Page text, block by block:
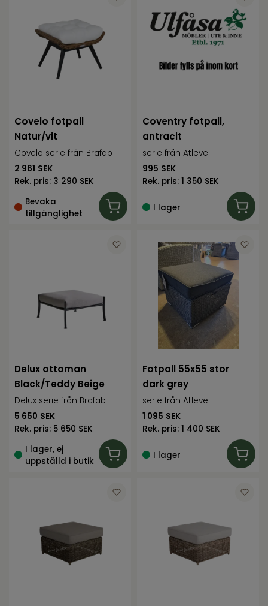
Covelo fotpall
Natur/vit
Covelo serie från Brafab
2 961 SEK
Rek. pris: 3 290 SEK
Bevaka
tillgänglighet
Coventry fotpall,
antracit
serie från Atleve
995 SEK
Rek. pris: 1 350 SEK
I lager
Delux ottoman
Black/Teddy Beige
Delux serie från Brafab
5 650 SEK
Rek. pris: 5 650 SEK
I lager, ej
uppställd i butik
Fotpall 55x55 stor
dark grey
serie från Atleve
1 095 SEK
Rek. pris: 1 400 SEK
I lager